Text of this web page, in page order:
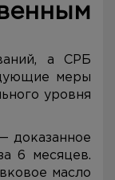
а СРБ
меры
уровня
доказанное
6 месяцев.
масло